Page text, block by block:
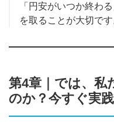
「円安がいつか終わ
を取ることが大切です
第4章｜では、私
のか？今すぐ実